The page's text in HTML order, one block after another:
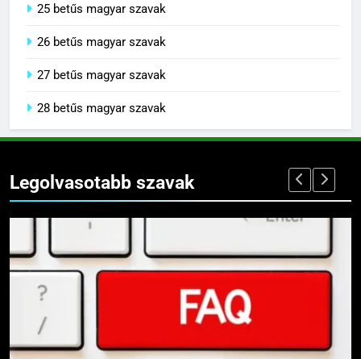
25 betűs magyar szavak
26 betűs magyar szavak
27 betűs magyar szavak
28 betűs magyar szavak
Legolvasotabb szavak